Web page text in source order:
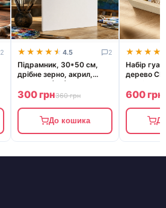
2 ★★★★★
★★★★★ 4.5 2
Підрамник, 30*50 см,
дрібне зерно, акрил,
бавовна, (БН), ROSA
Studio
300 грн360 грн
До кошика
Набір
дерево
600 грн